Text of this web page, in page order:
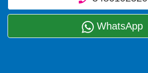
WhatsApp